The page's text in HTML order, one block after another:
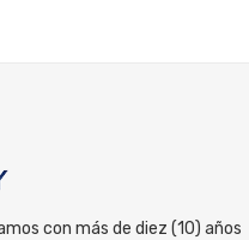
con más de diez (10) años